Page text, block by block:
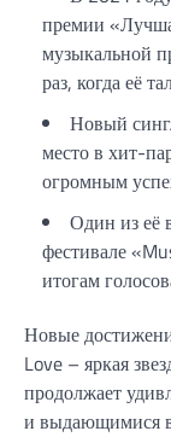
премии
музыкальной
раз, когда её
Новый
место в хит-
огромным
Один из её
фестивале
итогам
Новые
Love – яркая
продолжает
и выдающимися